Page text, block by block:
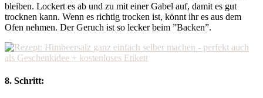
bleiben. Lockert es ab und zu mit einer Gabel auf, damit es gut
trocknen kann. Wenn es richtig trocken ist, könnt ihr es aus dem
Ofen nehmen. Der Geruch ist so lecker beim ”Backen”.
8. Schritt: